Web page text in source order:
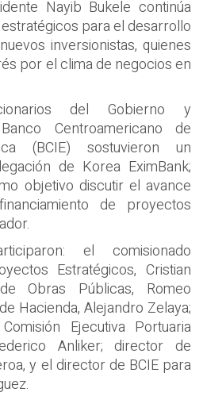
Nayib Bukele continúa
para el desarrollo
inversionistas, quienes
por el clima de negocios en
del Gobierno y
Centroamericano de
(BCIE) sostuvieron un
de Korea EximBank;
objetivo discutir el avance
de proyectos
el comisionado
Estratégicos, Cristian
Obras Públicas, Romeo
Hacienda, Alejandro Zelaya;
Ejecutiva Portuaria
Anliker; director de
y el director de BCIE para